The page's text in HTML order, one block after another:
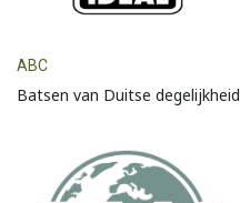
ABC
Batsen van Duitse degelijkheid